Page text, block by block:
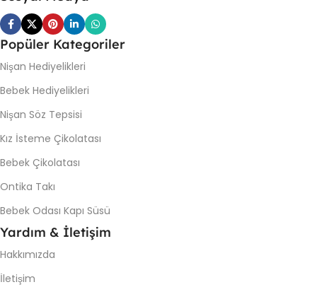
Popüler Kategoriler
Nişan Hediyelikleri
Bebek Hediyelikleri
Nişan Söz Tepsisi
Kız İsteme Çikolatası
Bebek Çikolatası
Ontika Takı
Bebek Odası Kapı Süsü
Yardım & İletişim
Hakkımızda
İletişim